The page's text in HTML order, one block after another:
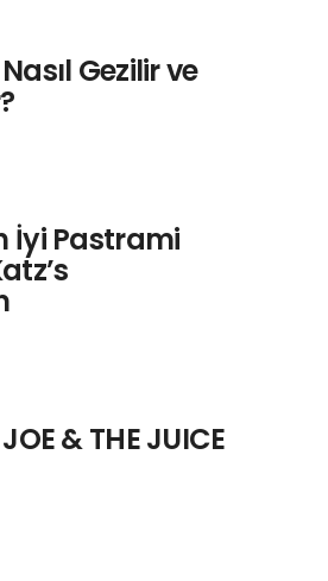
Gezilir ve
İyi Pastrami
& THE JUICE